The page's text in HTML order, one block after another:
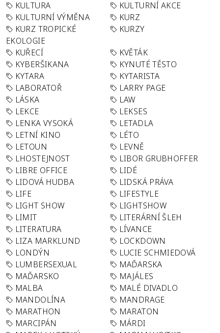
KULTURA
KULTURNÍ AKCE
KULTURNÍ VÝMĚNA
KURZ
KURZ TROPICKÉ
EKOLOGIE
KURZY
KUŘECÍ
KVĚTÁK
KYBERŠIKANA
KYNUTÉ TĚSTO
KYTARA
KYTARISTA
LABORATOŘ
LARRY PAGE
LÁSKA
LAW
LEKCE
LEKSES
LENKA VYSOKÁ
LETADLA
LETNÍ KINO
LÉTO
LETOUN
LEVNĚ
LHOSTEJNOST
LIBOR GRUBHOFFER
LIBRE OFFICE
LIDÉ
LIDOVÁ HUDBA
LIDSKÁ PRÁVA
LIFE
LIFESTYLE
LIGHT SHOW
LIGHTSHOW
LIMIT
LITERÁRNÍ ŠLEH
LITERATURA
LÍVANCE
LIZA MARKLUND
LOCKDOWN
LONDÝN
LUCIE SCHMIEDOVÁ
LUMBERSEXUAL
MAĎARSKA
MAĎARSKO
MAJÁLES
MALBA
MALÉ DIVADLO
MANDOLÍNA
MANDRAGE
MARATHON
MARATON
MARCIPÁN
MÁRDI